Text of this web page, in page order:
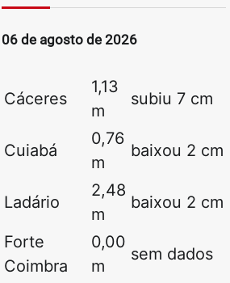
06 de agosto de 2026
Cáceres
1,13
m
subiu 7 cm
Cuiabá
0,76
m
baixou 2 cm
Ladário
2,48
m
baixou 2 cm
Forte
Coimbra
0,00
m
sem dados